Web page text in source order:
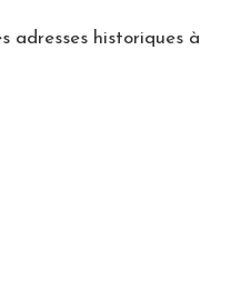
adresses historiques à